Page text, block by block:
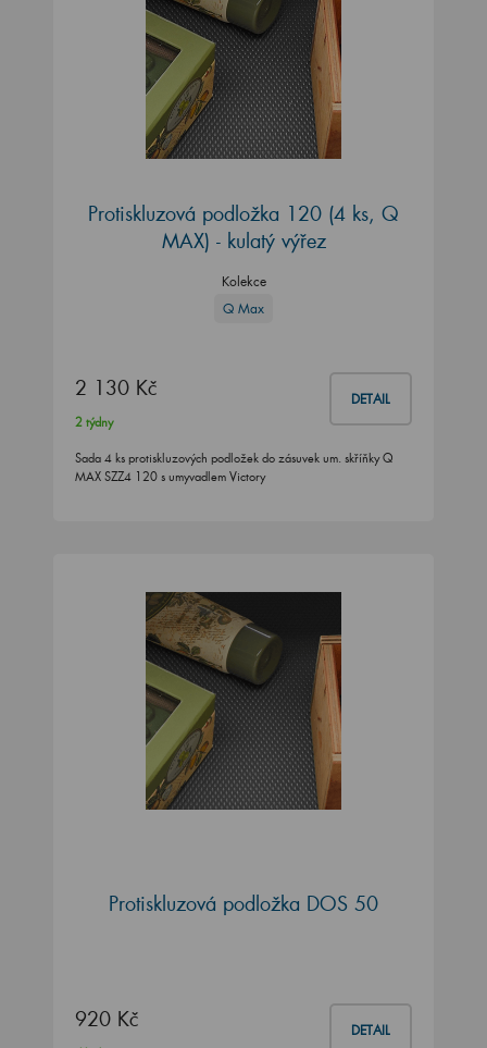
Protiskluzová podložka 120 (4 ks, Q
MAX) - kulatý výřez
Kolekce
Q Max
2 130 Kč DETAIL
2 týdny
Sada 4 ks protiskluzových podložek do zásuvek um. skříňky Q
MAX SZZ4 120 s umyvadlem Victory
Protiskluzová podložka DOS 50
920 Kč DETAIL